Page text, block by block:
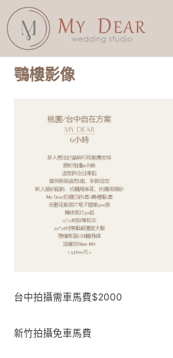
鶚樓影像
台中拍攝需車馬費$2000
新竹拍攝免車馬費